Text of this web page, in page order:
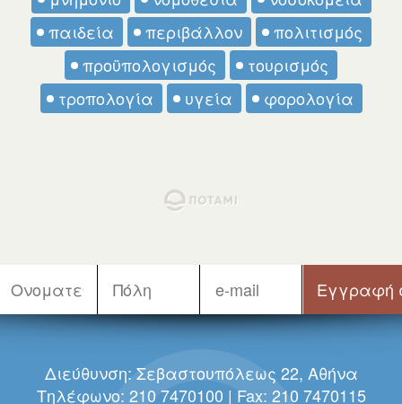
παιδεία
περιβάλλον
πολιτισμός
προϋπολογισμός
τουρισμός
τροπολογία
υγεία φορολογία
Διεύθυνση: Σεβαστουπόλεως 22, Αθήνα
Τηλέφωνο: 210 7470100 | Fax: 210 7470115